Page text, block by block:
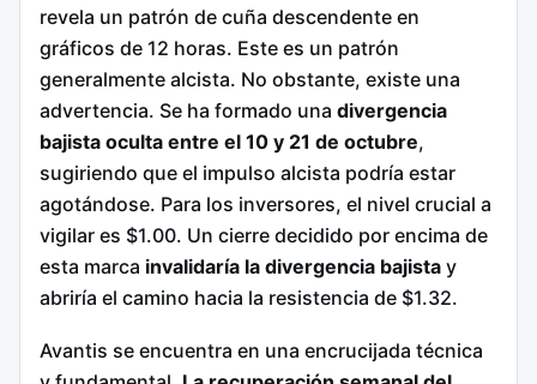
revela un patrón de cuña descendente en
gráficos de 12 horas. Este es un patrón
generalmente alcista. No obstante, existe una
advertencia. Se ha formado una divergencia
bajista oculta entre el 10 y 21 de octubre,
sugiriendo que el impulso alcista podría estar
agotándose. Para los inversores, el nivel crucial a
vigilar es $1.00. Un cierre decidido por encima de
esta marca invalidaría la divergencia bajista y
abriría el camino hacia la resistencia de $1.32.
Avantis se encuentra en una encrucijada técnica